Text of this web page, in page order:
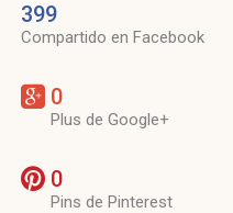
399
Compartido en Facebook
0
Plus de Google+
0
Pins de Pinterest